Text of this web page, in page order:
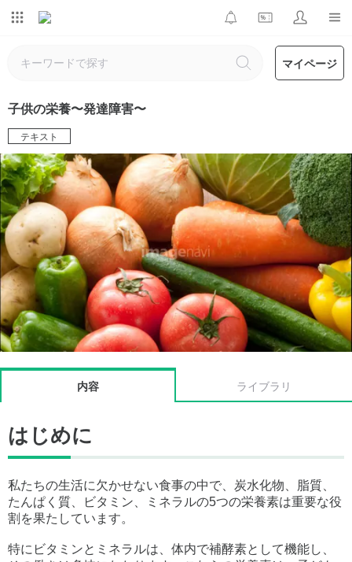
マイページ
子供の栄養〜発達障害〜
テキスト
内容 ライブラリ
はじめに
私たちの生活に欠かせない食事の中で、炭水化物、脂質、
たんぱく質、ビタミン、ミネラルの5つの栄養素は重要な役
割を果たしています。
特にビタミンとミネラルは、体内で補酵素として機能し、